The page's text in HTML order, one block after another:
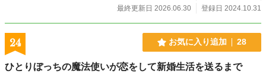
は、オレの部屋を訪ねてくる。そんな豪華でもない普通のオ
いですけど」そんな日々が続く。いろいろ距離がちかくなっ
てきたある時、久しぶりにヒート。三日間こもるんで来ない
に、一緒に居る、と、意味の分からない瑛士さん。一応抑制
最終更新日 2026.06.30
登録日 2024.10.31
24 お気に入り追加 28
ひとりぼっちの魔法使いが恋をして新婚生活を送るまで